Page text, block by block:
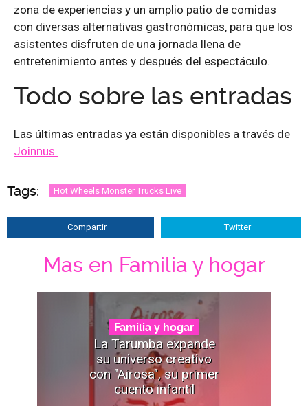
zona de experiencias y un amplio patio de comidas
con diversas alternativas gastronómicas, para que los
asistentes disfruten de una jornada llena de
entretenimiento antes y después del espectáculo.
Todo sobre las entradas
Las últimas entradas ya están disponibles a través de
Joinnus.
Tags: Hot Wheels Monster Trucks Live
Compartir Twitter
Mas en Familia y hogar
Familia y hogar
La Tarumba expande
su universo creativo
con "Airosa", su primer
cuento infantil